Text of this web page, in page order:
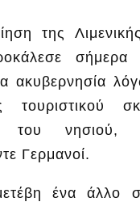
της
ακυβερνησία
τουριστικού
του νησιού,
Γερμανοί.
ένα άλλο